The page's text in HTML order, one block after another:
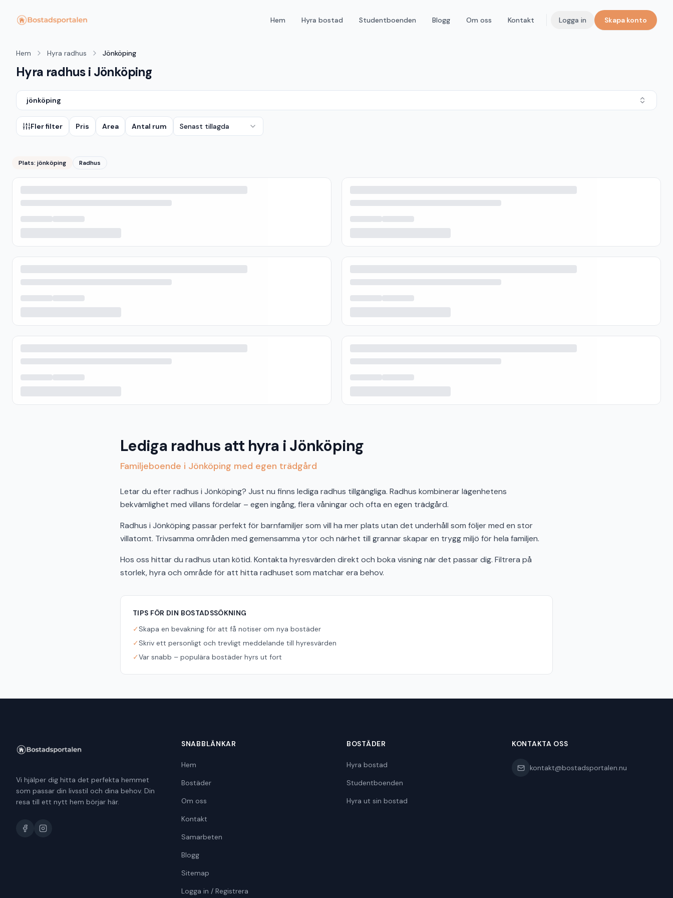
Hem Hyra bostad Studentboenden Blogg Om oss Kontakt Logga in Skapa konto
Hem Hyra radhus Jönköping
Hyra radhus i Jönköping
jönköping
Fler filter Pris Area Antal rum Senast tillagda
Plats: jönköping Radhus
Lediga radhus att hyra i Jönköping
Familjeboende i Jönköping med egen trädgård
Letar du efter radhus i Jönköping? Just nu finns lediga radhus tillgängliga. Radhus kombinerar lägenhetens
bekvämlighet med villans fördelar – egen ingång, flera våningar och ofta en egen trädgård.
Radhus i Jönköping passar perfekt för barnfamiljer som vill ha mer plats utan det underhåll som följer med en stor
villatomt. Trivsamma områden med gemensamma ytor och närhet till grannar skapar en trygg miljö för hela familjen.
Hos oss hittar du radhus utan kötid. Kontakta hyresvärden direkt och boka visning när det passar dig. Filtrera på
storlek, hyra och område för att hitta radhuset som matchar era behov.
TIPS FÖR DIN BOSTADSSÖKNING
✓Skapa en bevakning för att få notiser om nya bostäder
✓Skriv ett personligt och trevligt meddelande till hyresvärden
✓Var snabb – populära bostäder hyrs ut fort
Vi hjälper dig hitta det perfekta hemmet
som passar din livsstil och dina behov. Din
resa till ett nytt hem börjar här.
SNABBLÄNKAR
Hem
Bostäder
Om oss
Kontakt
Samarbeten
Blogg
Sitemap
Logga in / Registrera
BOSTÄDER
Hyra bostad
Studentboenden
Hyra ut sin bostad
KONTAKTA OSS
kontakt@bostadsportalen.nu